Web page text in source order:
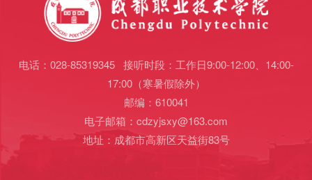
电话：028-85319345 接听时段：工作日9:00-12:00、14:00-
17:00（寒暑假除外）
邮编：610041
电子邮箱：cdzyjsxy@163.com
地址：成都市高新区天益街83号